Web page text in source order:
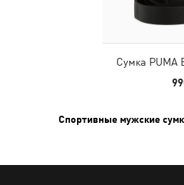
Сумка PUMA
Спортивные мужские